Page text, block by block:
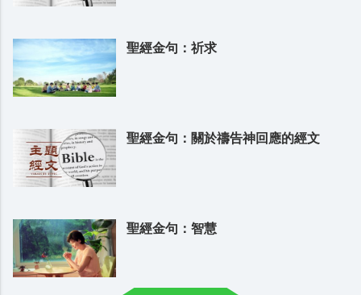
聖經金句：祈求
聖經金句：關於禱告神回應的經文
聖經金句：智慧